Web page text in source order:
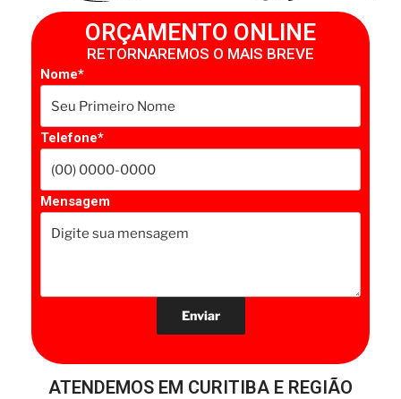
ORÇAMENTO ONLINE
RETORNAREMOS O MAIS BREVE
Nome*
Telefone*
Mensagem
ATENDEMOS EM CURITIBA E REGIÃO